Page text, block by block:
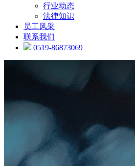
行业动态
法律知识
员工风采
联系我们
0519-86873069